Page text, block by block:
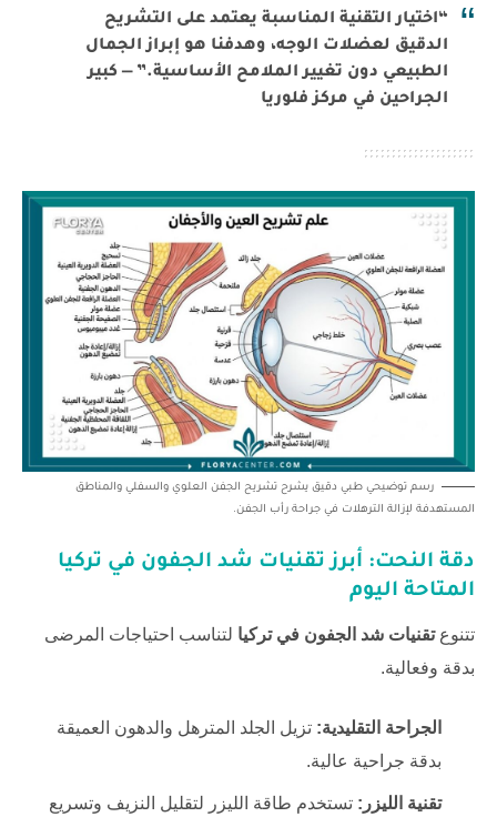
“اختيار التقنية المناسبة يعتمد على التشريح
الدقيق لعضلات الوجه، وهدفنا هو إبراز الجمال
الطبيعي دون تغيير الملامح الأساسية.” — كبير
الجراحين في مركز فلوريا
رسم توضيحي طبي دقيق يشرح تشريح الجفن العلوي والسفلي والمناطق
المستهدفة لإزالة الترهلات في جراحة رأب الجفن.
دقة النحت: أبرز تقنيات شد الجفون في تركيا
المتاحة اليوم
تتنوعتقنيات شد الجفون في تركيا لتناسب احتياجات المرضى
بدقة وفعالية.
الجراحة التقليدية: تزيل الجلد المترهل والدهون العميقة
بدقة جراحية عالية.
تقنية الليزر: تستخدم طاقة الليزر لتقليل النزيف وتسريع